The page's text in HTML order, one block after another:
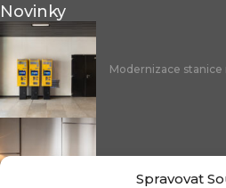
Spravovat
Novinky
Modernizace stanice